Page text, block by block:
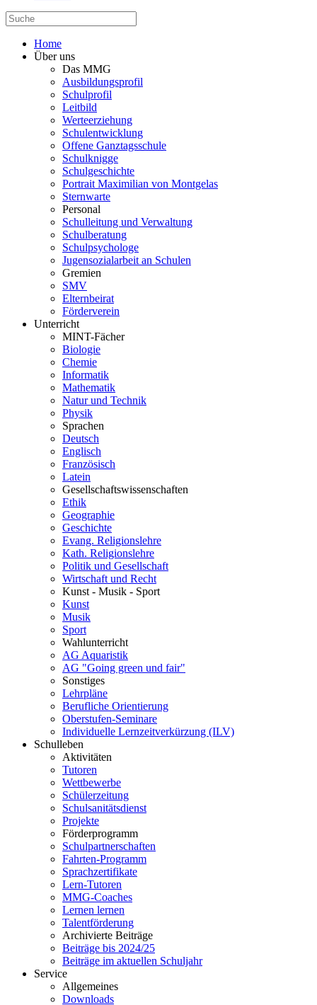
Home
Über uns
Das MMG
Ausbildungsprofil
Schulprofil
Leitbild
Werteerziehung
Schulentwicklung
Offene Ganztagsschule
Schulknigge
Schulgeschichte
Portrait Maximilian von Montgelas
Sternwarte
Personal
Schulleitung und Verwaltung
Schulberatung
Schulpsychologe
Jugensozialarbeit an Schulen
Gremien
SMV
Elternbeirat
Förderverein
Unterricht
MINT-Fächer
Biologie
Chemie
Informatik
Mathematik
Natur und Technik
Physik
Sprachen
Deutsch
Englisch
Französisch
Latein
Gesellschaftswissenschaften
Ethik
Geographie
Geschichte
Evang. Religionslehre
Kath. Religionslehre
Politik und Gesellschaft
Wirtschaft und Recht
Kunst - Musik - Sport
Kunst
Musik
Sport
Wahlunterricht
AG Aquaristik
AG "Going green und fair"
Sonstiges
Lehrpläne
Berufliche Orientierung
Oberstufen-Seminare
Individuelle Lernzeitverkürzung (ILV)
Schulleben
Aktivitäten
Tutoren
Wettbewerbe
Schülerzeitung
Schulsanitätsdienst
Projekte
Förderprogramm
Schulpartnerschaften
Fahrten-Programm
Sprachzertifikate
Lern-Tutoren
MMG-Coaches
Lernen lernen
Talentförderung
Archivierte Beiträge
Beiträge bis 2024/25
Beiträge im aktuellen Schuljahr
Service
Allgemeines
Downloads